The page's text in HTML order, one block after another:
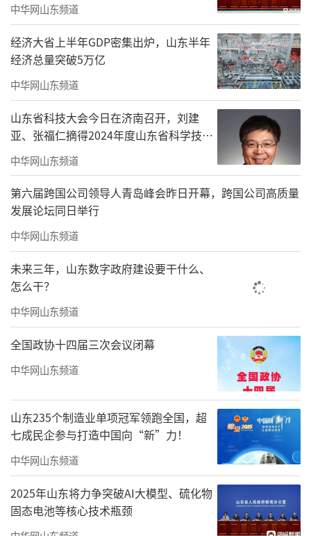
中华网山东频道
经济大省上半年GDP密集出炉，山东半年
经济总量突破5万亿
中华网山东频道
山东省科技大会今日在济南召开，刘建
亚、张福仁摘得2024年度山东省科学技术
奖最高奖！
中华网山东频道
第六届跨国公司领导人青岛峰会昨日开幕，跨国公司高质量
发展论坛同日举行
中华网山东频道
未来三年，山东数字政府建设要干什么、
怎么干？
中华网山东频道
全国政协十四届三次会议闭幕
中华网山东频道
山东235个制造业单项冠军领跑全国，超
七成民企参与打造中国向“新”力！
中华网山东频道
2025年山东将力争突破AI大模型、硫化物
固态电池等核心技术瓶颈